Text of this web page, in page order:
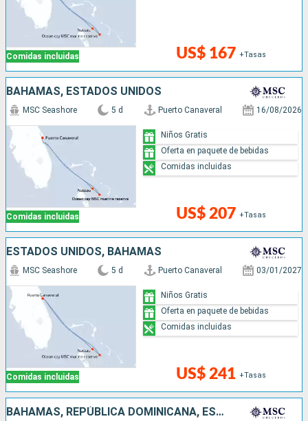
Comidas incluidas US$ 167 +Tasas
BAHAMAS, ESTADOS UNIDOS
Comidas incluidas
MSC Seashore 5 d Puerto Canaveral 16/08/2026
US$ 207 +Tasas
Niños Gratis
Oferta en paquete de bebidas
Comidas incluidas
ESTADOS UNIDOS, BAHAMAS
Comidas incluidas
MSC Seashore 5 d Puerto Canaveral 03/01/2027
US$ 241 +Tasas
Niños Gratis
Oferta en paquete de bebidas
Comidas incluidas
BAHAMAS, REPÚBLICA DOMINICANA, ESTADOS UNIDOS